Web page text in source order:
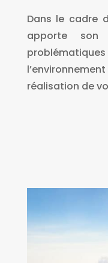
Dans le cadre
apporte son
réalisation de